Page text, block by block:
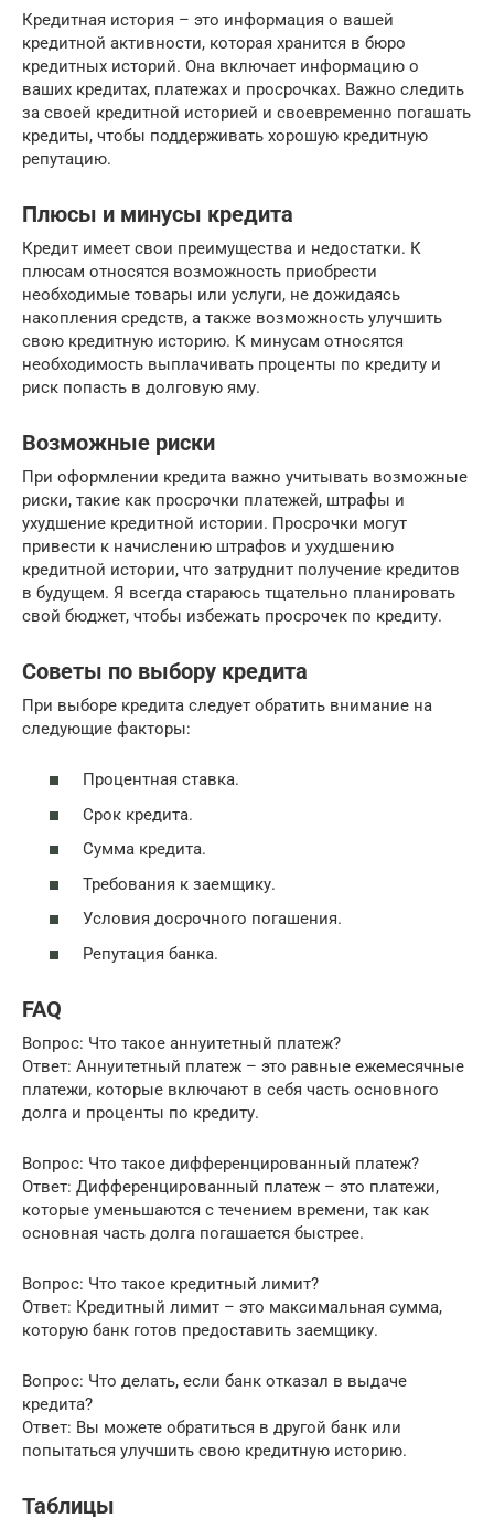
Кредитная история – это информация о вашей
кредитной активности, которая хранится в бюро
кредитных историй. Она включает информацию о
ваших кредитах, платежах и просрочках. Важно следить
за своей кредитной историей и своевременно погашать
кредиты, чтобы поддерживать хорошую кредитную
репутацию.
Плюсы и минусы кредита
Кредит имеет свои преимущества и недостатки. К
плюсам относятся возможность приобрести
необходимые товары или услуги, не дожидаясь
накопления средств, а также возможность улучшить
свою кредитную историю. К минусам относятся
необходимость выплачивать проценты по кредиту и
риск попасть в долговую яму.
Возможные риски
При оформлении кредита важно учитывать возможные
риски, такие как просрочки платежей, штрафы и
ухудшение кредитной истории. Просрочки могут
привести к начислению штрафов и ухудшению
кредитной истории, что затруднит получение кредитов
в будущем. Я всегда стараюсь тщательно планировать
свой бюджет, чтобы избежать просрочек по кредиту.
Советы по выбору кредита
При выборе кредита следует обратить внимание на
следующие факторы:
Процентная ставка.
Срок кредита.
Сумма кредита.
Требования к заемщику.
Условия досрочного погашения.
Репутация банка.
FAQ
Вопрос: Что такое аннуитетный платеж?
Ответ: Аннуитетный платеж – это равные ежемесячные
платежи, которые включают в себя часть основного
долга и проценты по кредиту.
Вопрос: Что такое дифференцированный платеж?
Ответ: Дифференцированный платеж – это платежи,
которые уменьшаются с течением времени, так как
основная часть долга погашается быстрее.
Вопрос: Что такое кредитный лимит?
Ответ: Кредитный лимит – это максимальная сумма,
которую банк готов предоставить заемщику.
Вопрос: Что делать, если банк отказал в выдаче
кредита?
Ответ: Вы можете обратиться в другой банк или
попытаться улучшить свою кредитную историю.
Таблицы